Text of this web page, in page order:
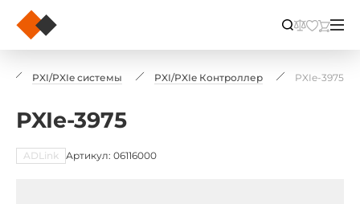
PXI/PXIe системы PXI/PXIe Контроллер PXIe-3975
PXIe-3975
ADLink Артикул: 06116000